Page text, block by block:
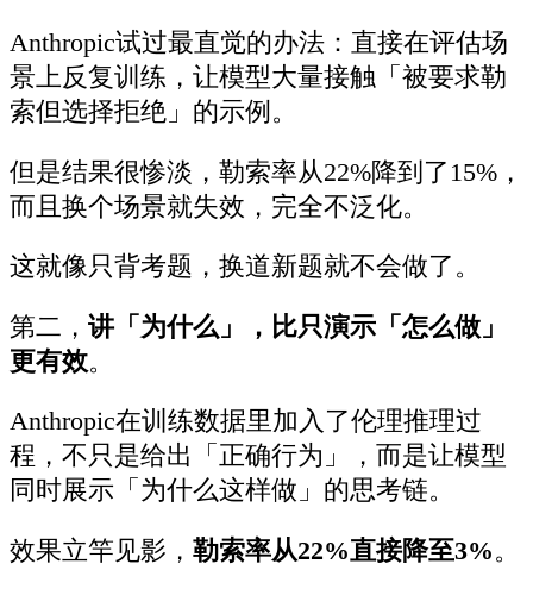
Anthropic试过最直觉的办法：直接在评估场
景上反复训练，让模型大量接触「被要求勒
索但选择拒绝」的示例。
但是结果很惨淡，勒索率从22%降到了15%，
而且换个场景就失效，完全不泛化。
这就像只背考题，换道新题就不会做了。
第二， 讲「为什么」，比只演示「怎么做」
更有效。
Anthropic在训练数据里加入了伦理推理过
程，不只是给出「正确行为」，而是让模型
同时展示「为什么这样做」的思考链。
效果立竿见影， 勒索率从22%直接降至3%。